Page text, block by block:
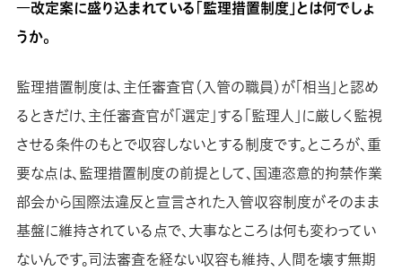
―改定案に盛り込まれている「監理措置制度」とは何でしょ
うか。
監理措置制度は、主任審査官（入管の職員）が「相当」と認め
るときだけ、主任審査官が「選定」する「監理人」に厳しく監視
させる条件のもとで収容しないとする制度です。ところが、重
要な点は、監理措置制度の前提として、国連恣意的拘禁作業
部会から国際法違反と宣言された入管収容制度がそのまま
基盤に維持されている点で、大事なところは何も変わってい
ないんです。司法審査を経ない収容も維持、人間を壊す無期